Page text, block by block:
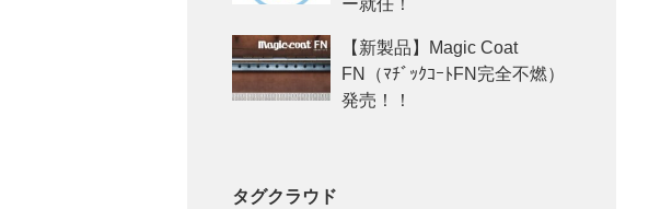
【新製品】Magic Coat
FN（ﾏﾁﾞｯｸｺｰﾄFN完全不燃）
発売！！
タグクラウド